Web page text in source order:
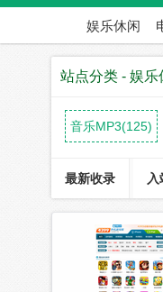
娱乐休闲
站点分类 - 娱乐
音乐MP3(125)
最新收录